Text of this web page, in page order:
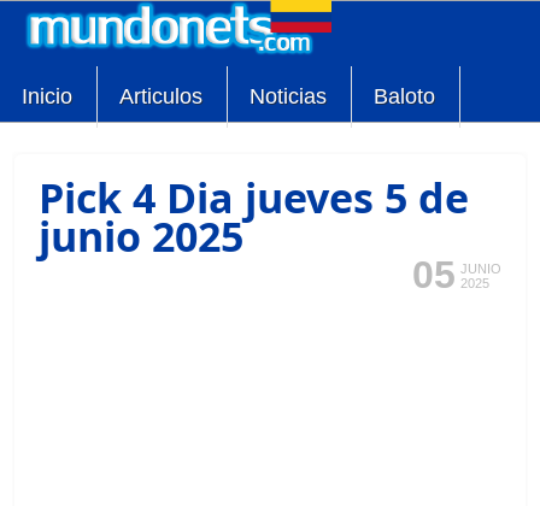
Inicio Articulos Noticias Baloto
Pick 4 Dia jueves 5 de
junio 2025
05 JUNIO
2025